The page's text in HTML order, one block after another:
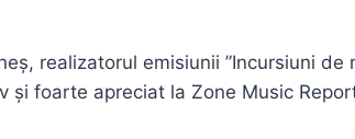
realizatorul emisiunii ”Incursiuni de
foarte apreciat la Zone Music